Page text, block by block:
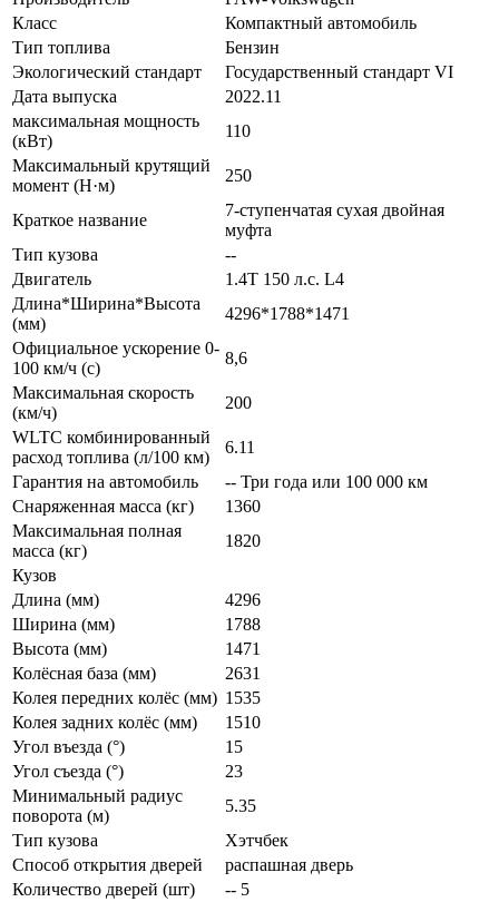
Класс
Компактный автомобиль
Тип топлива
Бензин
Экологический стандарт
Государственный стандарт VI
Дата выпуска
2022.11
максимальная мощность
(кВт)
110
Максимальный крутящий
момент (Н·м)
250
Краткое название
7-ступенчатая сухая двойная
муфта
Тип кузова
--
Двигатель
1.4T 150 л.с. L4
Длина*Ширина*Высота
(мм)
4296*1788*1471
Официальное ускорение 0-
100 км/ч (с)
8,6
Максимальная скорость
(км/ч)
200
WLTC комбинированный
расход топлива (л/100 км)
6.11
Гарантия на автомобиль
-- Три года или 100 000 км
Снаряженная масса (кг)
1360
Максимальная полная
масса (кг)
1820
Кузов
Длина (мм)
4296
Ширина (мм)
1788
Высота (мм)
1471
Колёсная база (мм)
2631
Колея передних колёс (мм) 1535
Колея задних колёс (мм)
1510
Угол въезда (°)
15
Угол съезда (°)
23
Минимальный радиус
поворота (м)
5.35
Тип кузова
Хэтчбек
Способ открытия дверей
распашная дверь
Количество дверей (шт)
-- 5